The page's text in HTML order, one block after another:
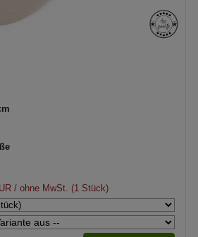
/ ohne MwSt. (1 Stück)